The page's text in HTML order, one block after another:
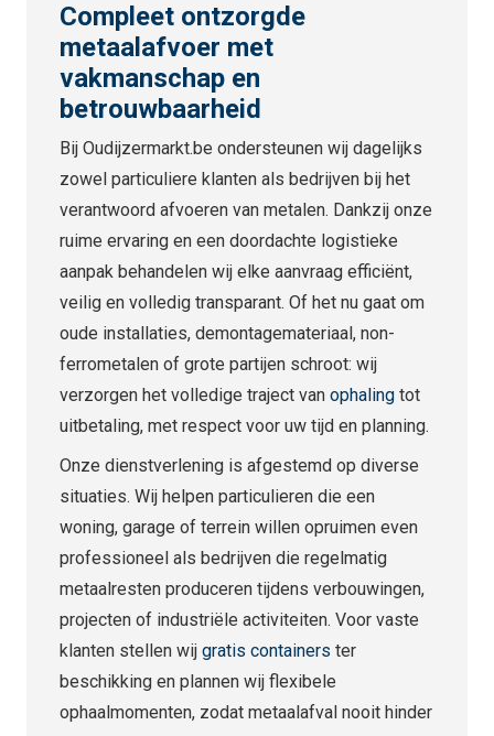
Compleet ontzorgde
metaalafvoer met
vakmanschap en
betrouwbaarheid
Bij Oudijzermarkt.be ondersteunen wij dagelijks
zowel particuliere klanten als bedrijven bij het
verantwoord afvoeren van metalen. Dankzij onze
ruime ervaring en een doordachte logistieke
aanpak behandelen wij elke aanvraag efficiënt,
veilig en volledig transparant. Of het nu gaat om
oude installaties, demontagemateriaal, non-
ferrometalen of grote partijen schroot: wij
verzorgen het volledige traject van ophaling tot
uitbetaling, met respect voor uw tijd en planning.
Onze dienstverlening is afgestemd op diverse
situaties. Wij helpen particulieren die een
woning, garage of terrein willen opruimen even
professioneel als bedrijven die regelmatig
metaalresten produceren tijdens verbouwingen,
projecten of industriële activiteiten. Voor vaste
klanten stellen wij gratis containers ter
beschikking en plannen wij flexibele
ophaalmomenten, zodat metaalafval nooit hinder